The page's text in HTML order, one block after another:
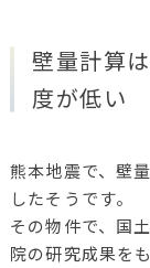
壁量計算
度が低い
熊本地震で、壁
したそうです。
その物件で、国
院の研究成果を